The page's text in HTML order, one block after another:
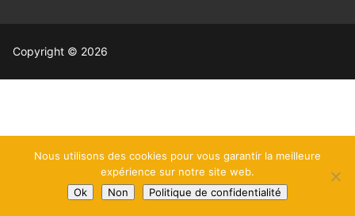
Copyright © 2026
Nous utilisons des cookies pour vous garantir la meilleure
expérience sur notre site web.
Ok
Non Politique de confidentialité